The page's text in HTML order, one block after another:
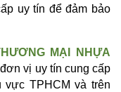
uy tín để đảm bảo
MẠI NHỰA
vị uy tín cung cấp
vực TPHCM và trên